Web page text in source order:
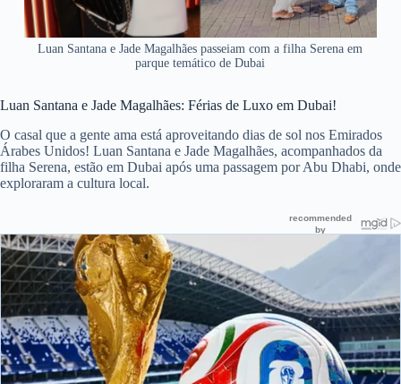
Luan Santana e Jade Magalhães passeiam com a filha Serena em
parque temático de Dubai
Luan Santana e Jade Magalhães: Férias de Luxo em Dubai!
O casal que a gente ama está aproveitando dias de sol nos Emirados
Árabes Unidos! Luan Santana e Jade Magalhães, acompanhados da
filha Serena, estão em Dubai após uma passagem por Abu Dhabi, onde
exploraram a cultura local.